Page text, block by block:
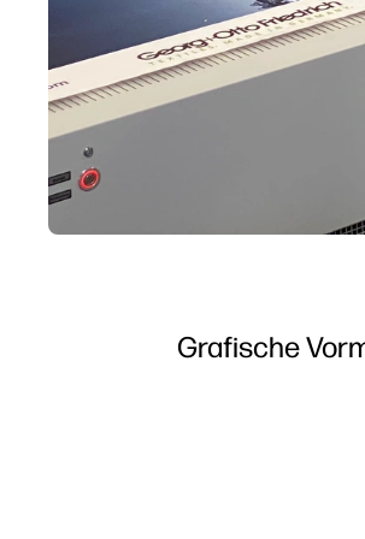
Grafische